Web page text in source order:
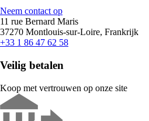
Neem contact op
11 rue Bernard Maris
37270 Montlouis-sur-Loire, Frankrijk
+33 1 86 47 62 58
Veilig betalen
Koop met vertrouwen op onze site